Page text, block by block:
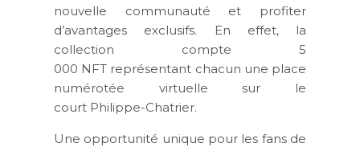
nouvelle communauté et profiter
d’avantages exclusifs. En effet, la
collection compte 5
000 NFT représentant chacun une place
numérotée virtuelle sur le
court Philippe-Chatrier.
Une opportunité unique pour les fans de